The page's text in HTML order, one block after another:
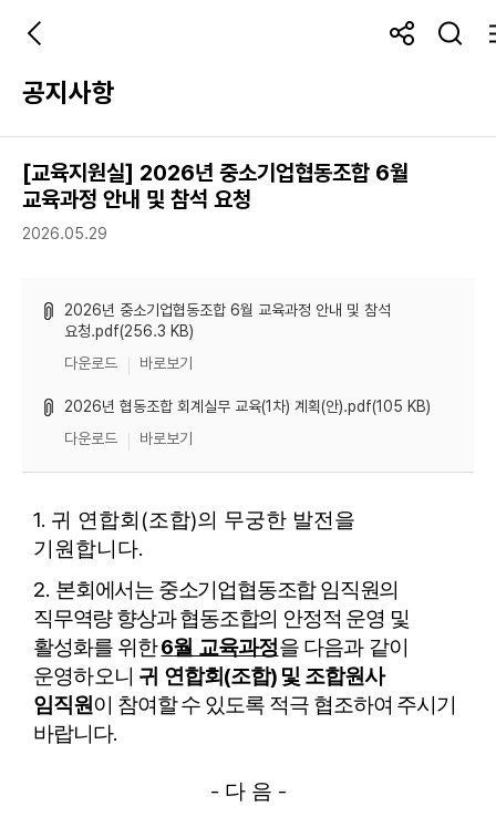
공지사항
[교육지원실] 2026년 중소기업협동조합 6월
교육과정 안내 및 참석 요청
2026.05.29
2026년 중소기업협동조합 6월 교육과정 안내 및 참석
요청.pdf(256.3 KB)
다운로드
바로보기
2026년 협동조합 회계실무 교육(1차) 계획(안).pdf(105 KB)
다운로드
바로보기
1. 귀 연합회 (조합)의 무궁한 발전을
기원합니다.
2. 본회에서는 중소기업협동조합 임직원의
직무역량 향상과 협동조합의 안정적 운영 및
활성화를 위한6월 교육과정을 다음과 같이
운영하오니 귀 연합회(조합) 및 조합원사
임직원이 참여할 수 있도록 적극 협조하여 주시기
바랍니다.
- 다 음 -